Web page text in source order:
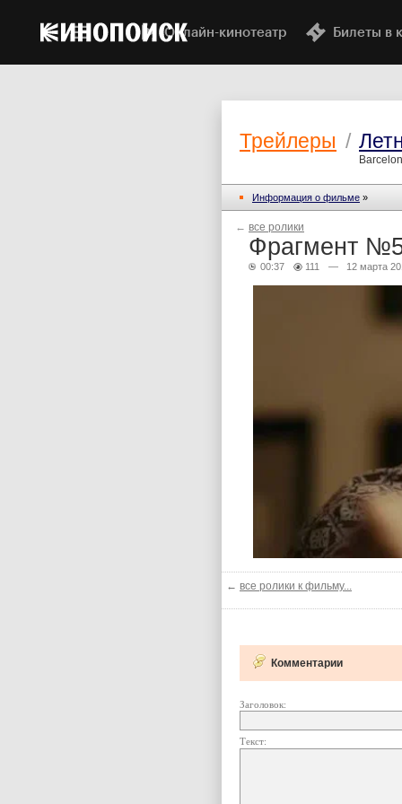
Онлайн-кинотеатр Билеты в
Трейлеры /
Информация о фильме »
← все ролики
Фрагмент
00:37 111 — 12 марта
← все ролики к фильму...
Комментарии
Заголовок:
Текст: